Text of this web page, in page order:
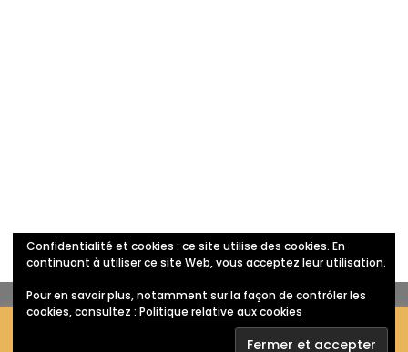
Politique de confidentialité
coachingandweb.com|
Ce site utilise des cookies afin d'améliorer votre visite.
Confidentialité et cookies : ce site utilise des cookies. En
continuant à utiliser ce site Web, vous acceptez leur utilisation.
Pour en savoir plus, notamment sur la façon de contrôler les
cookies, consultez : Politique relative aux cookies